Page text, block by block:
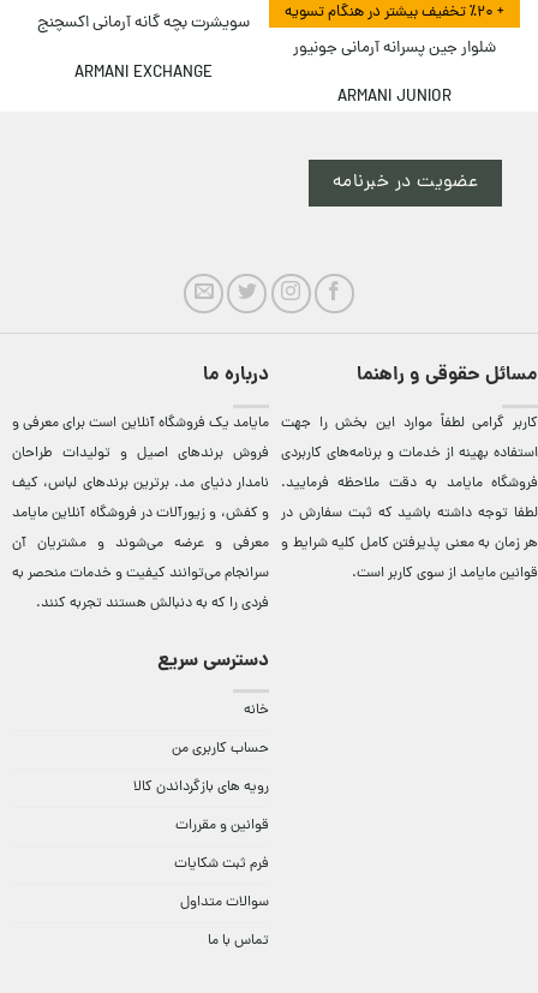
+ ٪۲۰ تخفیف بیشتر در هنگام تسویه
شلوار جین پسرانه آرمانی جونیور
ARMANI JUNIOR
سویشرت بچه گانه آرمانی اکسچنج
ARMANI EXCHANGE
عضویت در خبرنامه
مسائل حقوقی و راهنما
کاربر گرامی لطفاً موارد این بخش را جهت
استفاده بهینه از خدمات و برنامه‌‏های کاربردی
فروشگاه مایامد به دقت ملاحظه فرمایید.
لطفا توجه داشته باشید که ثبت سفارش در
هر زمان به معنی پذیرفتن کامل کلیهشرایط و
قوانین مایامداز سوی کاربر است.
درباره ما
مایامد يک فروشگاه آنلاين است برای معرفی و
فروش برندهای اصيل و توليدات طراحان
نامدار دنيای مد. برترين‌ برندهای لباس، کيف
و کفش، و زيورآلات در فروشگاه آنلاين مایامد
معرفی و عرضه می‌شوند و مشتريان آن
سرانجام می‌توانند کيفيت و خدمات منحصر به
فردی را که به دنبالش هستند تجربه کنند.
دسترسی سریع
خانه
حساب کاربری من
رویه های بازگرداندن کالا
قوانین و مقررات
فرم ثبت شکایات
سوالات متداول
تماس با ما